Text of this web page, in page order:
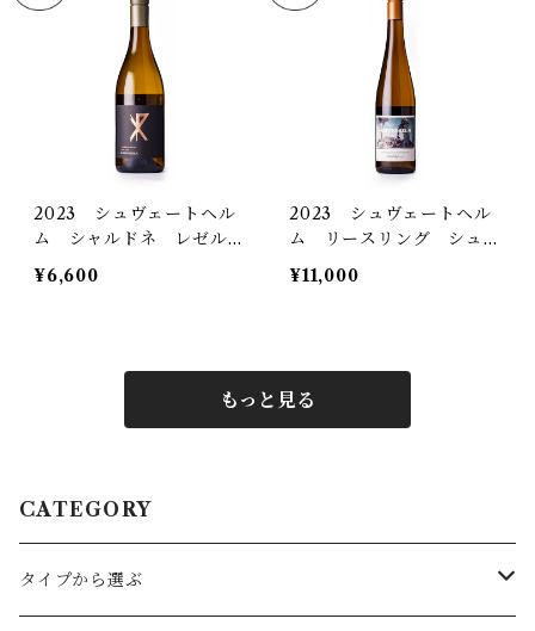
2023 シュヴェートヘル
ム シャルドネ レゼル
ヴ トロッケン
¥6,600
2023 シュヴェートヘル
ム リースリング シュヴ
ァルツァー ヘアゴット
トロッケン
¥11,000
もっと見る
CATEGORY
タイプから選ぶ